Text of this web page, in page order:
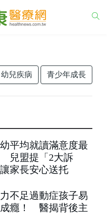
幼兒疾病 青少年成長
平均就讀滿意度最
兒盟提「2大訴
家長安心送托
不足過動症孩子易
癮！ 醫揭背後主